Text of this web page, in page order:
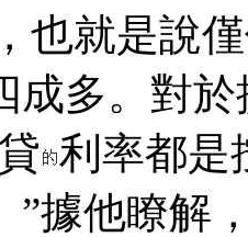
也就是說
成多。對
利率都是
”據他瞭解